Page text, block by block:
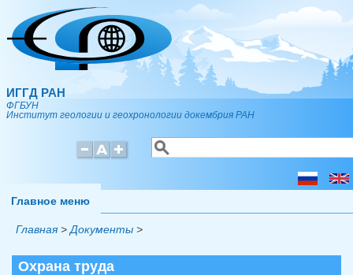
Перейти к основному содержанию
ИГГД РАН
ФГБУН
Институт геологии и геохронологии докембрия РАН
Форма поиска
Поиск
Главное меню
Главная > Документы >
Охрана труда